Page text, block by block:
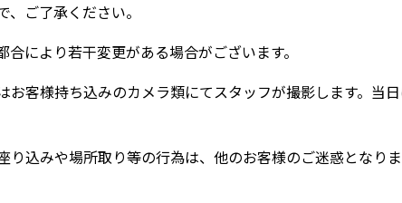
ご了承ください。
合により若干変更がある場合がございます。
お客様持ち込みのカメラ類にてスタッフが撮影します。当
り込みや場所取り等の行為は、他のお客様のご迷惑となり